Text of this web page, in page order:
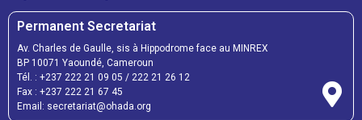
Permanent Secretariat
Av. Charles de Gaulle, sis à Hippodrome face au MINREX
BP 10071 Yaoundé, Cameroun
Tél. : +237 222 21 09 05 / 222 21 26 12
Fax : +237 222 21 67 45
Email: secretariat@ohada.org